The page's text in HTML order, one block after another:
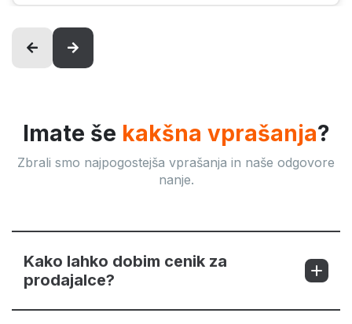
Imate še kakšna vprašanja?
Zbrali smo najpogostejša vprašanja in naše odgovore
nanje.
Kako lahko dobim cenik za
prodajalce?